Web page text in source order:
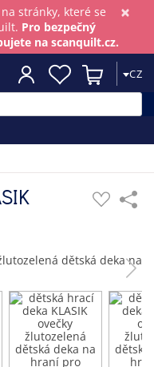
×
stránky, které se
Pro bezpečný
na scanquilt.cz.
CZ